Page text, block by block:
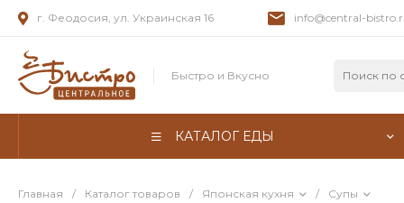
г. Феодосия, ул. Украинская 16 info@central-
Быстро и Вкусно
КАТАЛОГ ЕДЫ
Главная / Каталог товаров / Японская кухня / Супы